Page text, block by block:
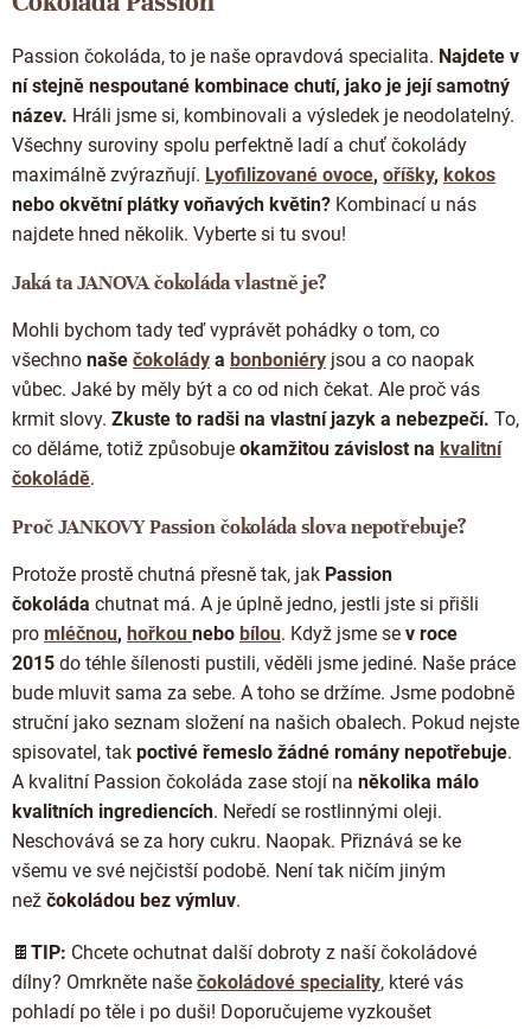
a
c
í
r
v
k
y
v
p
s
u
Passion čokoláda, to je naše opravdová specialita. Najdete v
ní stejně nespoutané kombinace chutí, jako je její samotný
název. Hráli jsme si, kombinovali a výsledek je neodolatelný.
Všechny suroviny spolu perfektně ladí a chuť čokolády
maximálně zvýrazňují. Lyofilizované ovoce, oříšky, kokos
nebo okvětní plátky voňavých květin? Kombinací u nás
najdete hned několik. Vyberte si tu svou!
Jaká ta JANOVA čokoláda vlastně je?
Mohli bychom tady teď vyprávět pohádky o tom, co
všechno naše čokolády a bonboniéry jsou a co naopak
vůbec. Jaké by měly být a co od nich čekat. Ale proč vás
krmit slovy. Zkuste to radši na vlastní jazyk a nebezpečí. To,
co děláme, totiž způsobuje okamžitou závislost na kvalitní
čokoládě.
Proč JANKOVY Passion čokoláda slova nepotřebuje?
Protože prostě chutná přesně tak, jak Passion
čokoláda chutnat má. A je úplně jedno, jestli jste si přišli
pro mléčnou, hořkou nebo bílou. Když jsme se v roce
2015 do téhle šílenosti pustili, věděli jsme jediné. Naše práce
bude mluvit sama za sebe. A toho se držíme. Jsme podobně
struční jako seznam složení na našich obalech. Pokud nejste
spisovatel, tak poctivé řemeslo žádné romány nepotřebuje.
A kvalitní Passion čokoláda zase stojí na několika málo
kvalitních ingrediencích. Neředí se rostlinnými oleji.
Neschovává se za hory cukru. Naopak. Přiznává se ke
všemu ve své nejčistší podobě. Není tak ničím jiným
než čokoládou bez výmluv.
🍫 TIP: Chcete ochutnat další dobroty z naší čokoládové
dílny? Omrkněte naše čokoládové speciality, které vás
pohladí po těle i po duši! Doporučujeme vyzkoušet